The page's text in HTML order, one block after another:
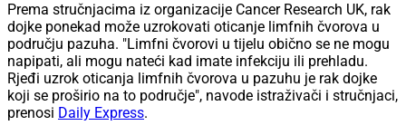
Prema stručnjacima iz organizacije Cancer Research UK, rak
dojke ponekad može uzrokovati oticanje limfnih čvorova u
području pazuha. "Limfni čvorovi u tijelu obično se ne mogu
napipati, ali mogu nateći kad imate infekciju ili prehladu.
Rjeđi uzrok oticanja limfnih čvorova u pazuhu je rak dojke
koji se proširio na to područje", navode istraživači i stručnjaci,
prenosi Daily Express.